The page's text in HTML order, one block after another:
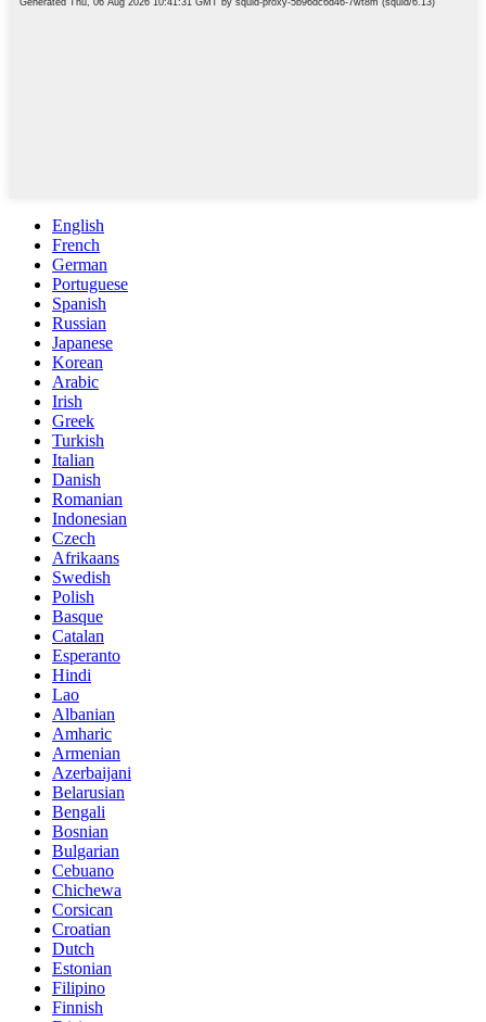
English
French
German
Portuguese
Spanish
Russian
Japanese
Korean
Arabic
Irish
Greek
Turkish
Italian
Danish
Romanian
Indonesian
Czech
Afrikaans
Swedish
Polish
Basque
Catalan
Esperanto
Hindi
Lao
Albanian
Amharic
Armenian
Azerbaijani
Belarusian
Bengali
Bosnian
Bulgarian
Cebuano
Chichewa
Corsican
Croatian
Dutch
Estonian
Filipino
Finnish